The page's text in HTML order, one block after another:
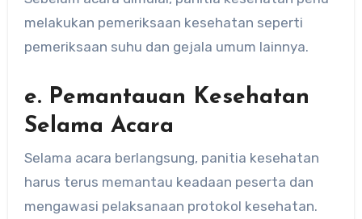
melakukan pemeriksaan kesehatan seperti
pemeriksaan suhu dan gejala umum lainnya.
e. Pemantauan Kesehatan
Selama Acara
Selama acara berlangsung, panitia kesehatan
harus terus memantau keadaan peserta dan
mengawasi pelaksanaan protokol kesehatan.